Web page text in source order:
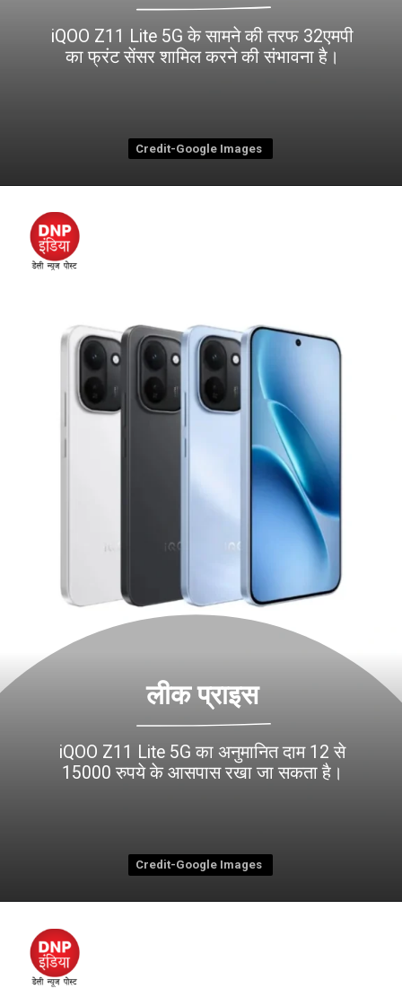
Credit-Google Images
Credit-Google Images
iQOO Z11 Lite 5G के सामने की तरफ 32एमपी
Credit-Google Images
Credit-Google Images
लीक प्राइसलीक प्राइस
iQOO Z11 Lite 5G का अनुमानित दाम 12 से